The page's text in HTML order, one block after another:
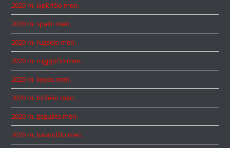
2020 m. lapkričio mėn.
2020 m. spalio mėn.
2020 m. rugsėjo mėn.
2020 m. rugpjūčio mėn.
2020 m. liepos mėn.
2020 m. birželio mėn.
2020 m. gegužės mėn.
2020 m. balandžio mėn.